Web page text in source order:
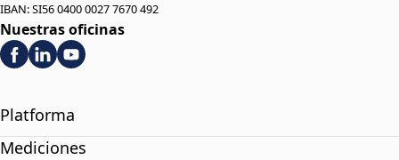
IBAN: SI56 0400 0027 7670 492
Nuestras oficinas
Platforma
Mediciones